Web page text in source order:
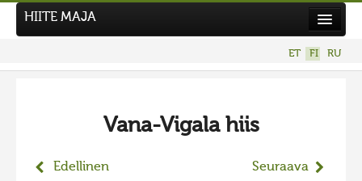
Hiite kuvavõistlus 2026
HIITE MAJA
ET FI RU
Vana-Vigala hiis
Edellinen
Seuraava